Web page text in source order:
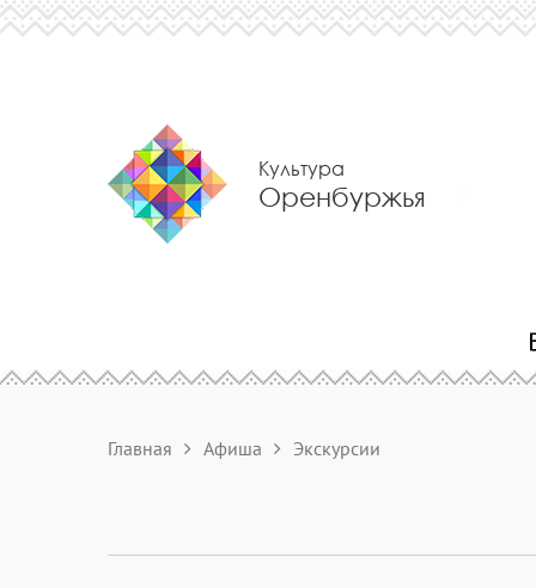
Культура
Оренбуржья
Главная Афиша Экскурсии